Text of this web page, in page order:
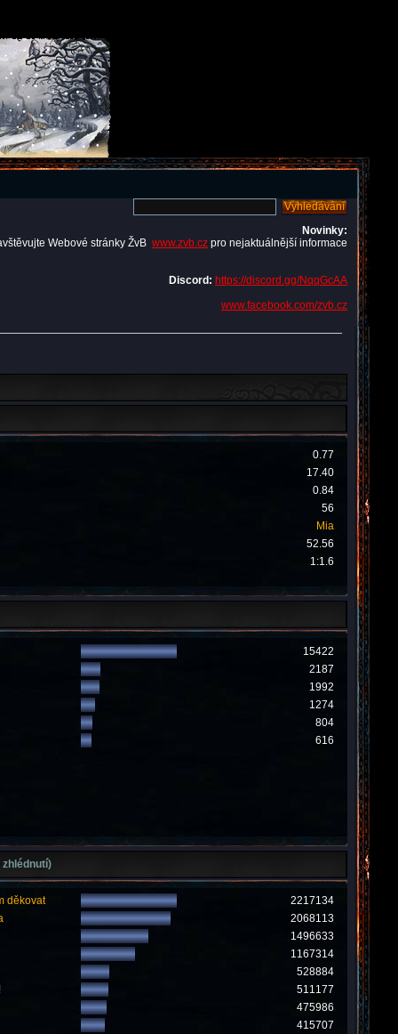
Novinky:
Webové stránky ŽvB www.zvb.cz pro nejaktuálnější informace
Discord: https://discord.gg/NqqGcAA
www.facebook.com/zvb.cz
0.77
17.40
0.84
56
Mia
52.56
1:1.6
15422
2187
1992
1274
804
616
děkovat
2217134
2068113
1496633
1167314
528884
511177
475986
415707